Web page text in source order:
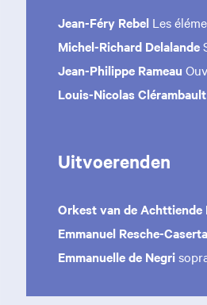
Jean-Féry Rebel Les
Michel-Richard Delalande
Jean-Philippe Rameau
Louis-Nicolas Clérambault
Uitvoerenden
Orkest van de Achttiende
Emmanuel Resche-Caserta
Emmanuelle de Negri